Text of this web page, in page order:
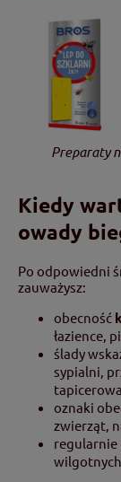
Preparaty
Kiedy
owady
Po odpowiedni
zauważysz:
obecność
łazience,
ślady
sypialni,
oznaki
zwierząt,
regularnie